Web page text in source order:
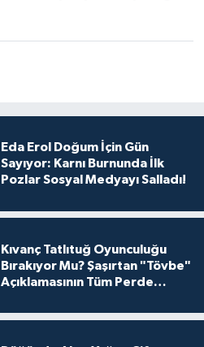
Eda Erol Doğum İçin Gün
Sayıyor: Karnı Burnunda İlk
Pozlar Sosyal Medyayı Salladı!
Kıvanç Tatlıtuğ Oyunculuğu
Bırakıyor Mu? Şaşırtan "Tövbe"
Açıklamasının Tüm Perde